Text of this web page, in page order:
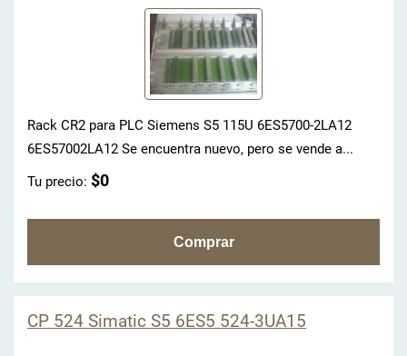
Rack CR2 para PLC Siemens S5 115U 6ES5700-2LA12
6ES57002LA12 Se encuentra nuevo, pero se vende a...
Tu precio: $0
CP 524 Simatic S5 6ES5 524-3UA15